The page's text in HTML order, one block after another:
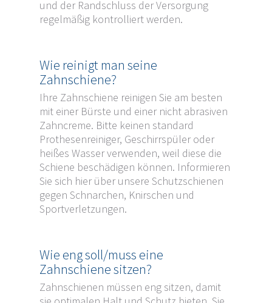
und der Randschluss der Versorgung
regelmäßig kontrolliert werden.
Wie reinigt man seine
Zahnschiene?
Ihre Zahnschiene reinigen Sie am besten
mit einer Bürste und einer nicht abrasiven
Zahncreme. Bitte keinen standard
Prothesenreiniger, Geschirrspüler oder
heißes Wasser verwenden, weil diese die
Schiene beschädigen können. Informieren
Sie sich hier über unsere Schutzschienen
gegen Schnarchen, Knirschen und
Sportverletzungen.
Wie eng soll/muss eine
Zahnschiene sitzen?
Zahnschienen müssen eng sitzen, damit